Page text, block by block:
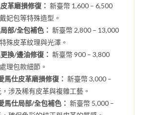
革磨損修復： 新臺幣 1,600 – 6,500
妃包等特殊造型。
部/全包補色： 新臺幣 2,800 – 13,000
殊皮革紋理與光澤。
換/邊油修復： 新臺幣 900 – 3,800
理包款細節。
馬仕皮革磨損修復： 新臺幣 3,000 –
涉及稀有皮革與複雜工藝。
馬仕局部/全包補色： 新臺幣 5,000 –